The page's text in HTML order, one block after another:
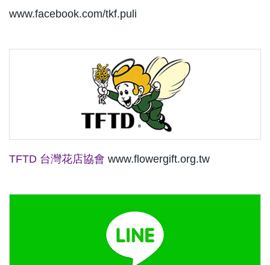
www.facebook.com/tkf.puli
TFTD 台灣花店協會 www.flowergift.org.tw